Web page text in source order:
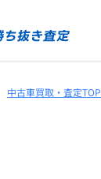
中古車買取・査定TOP